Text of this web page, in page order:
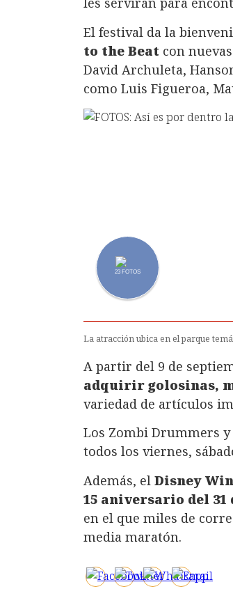
El festival da la
to the Beat con
David Archuleta,
como Luis Figueroa,
23 FOTOS
La atracción ubica en el parque
A partir del 9 de
adquirir golosinas,
variedad de artículos
Los Zombi Drummers
todos los viernes,
Además, el Disney
15 aniversario del 31
en el que miles de
media maratón.